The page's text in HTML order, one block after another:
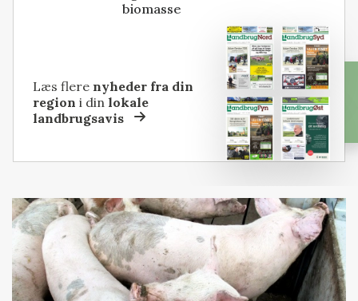
biomasse
Læs flere nyheder fra din
region i dinlokale
landbrugsavis